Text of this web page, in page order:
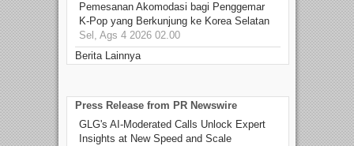
Pemesanan Akomodasi bagi Penggemar
K-Pop yang Berkunjung ke Korea Selatan
Sel, Ags 4 2026 02.00
Berita Lainnya
Press Release from PR Newswire
GLG's AI-Moderated Calls Unlock Expert
Insights at New Speed and Scale